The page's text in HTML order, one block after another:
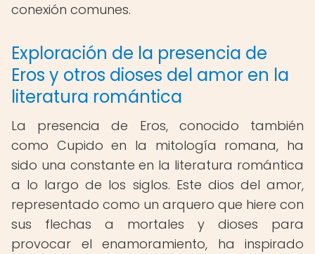
conexión comunes.
Exploración de la presencia de
Eros y otros dioses del amor en la
literatura romántica
La presencia de Eros, conocido también
como Cupido en la mitología romana, ha
sido una constante en la literatura romántica
a lo largo de los siglos. Este dios del amor,
representado como un arquero que hiere con
sus flechas a mortales y dioses para
provocar el enamoramiento, ha inspirado